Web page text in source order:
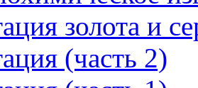
золота и
(часть 2)